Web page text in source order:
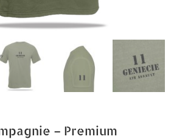
– Premium